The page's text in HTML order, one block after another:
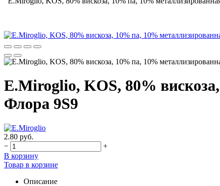
E.Miroglio, KOS, 80%
Флора 9S9
2.80 руб.
−
+
В корзину
Товар в корзине
Описание